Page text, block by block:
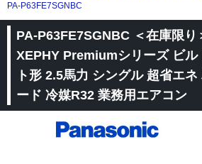
PA-P63FE7SGNBC
PA-P63FE7SGNBC ＜在庫限り
XEPHY Premiumシリーズ ビル
ト形 2.5馬力 シングル 超省エ
ード 冷媒R32 業務用エアコン